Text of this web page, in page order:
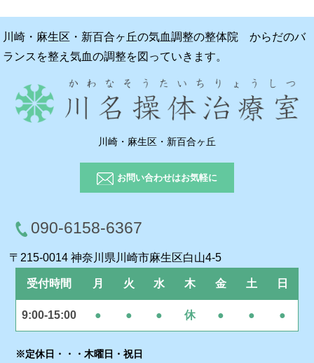
川崎・麻生区・新百合ヶ丘の気血調整の整体院 からだのバ
ランスを整え気血の調整を図っていきます。
川崎・麻生区・新百合ヶ丘
お問い合わせはお気軽に
090-6158-6367
〒215-0014 神奈川県川崎市麻生区白山4-5
受付時間 月 火 水 木 金 土 日
9:00-15:00 ● ● ● 休 ● ● ●
※定休日・・・木曜日・祝日